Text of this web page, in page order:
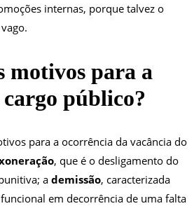
internas, porque talvez o
motivos para a
público?
para a ocorrência da vacância do
, que é o desligamento do
a demissão, caracterizada
em decorrência de uma falta